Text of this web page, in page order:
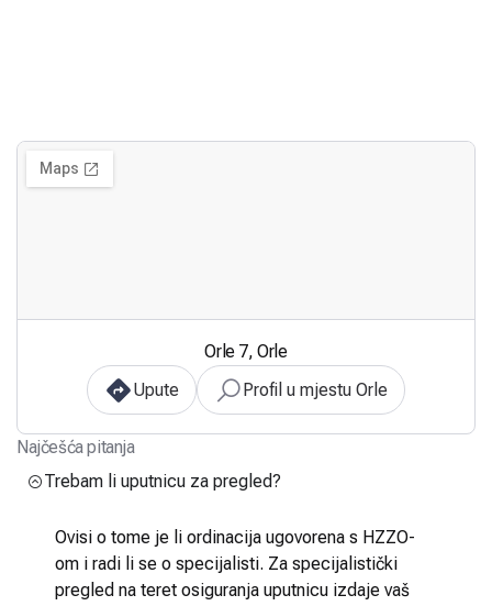
Orle 7, Orle
Upute
Profil u mjestu Orle
Najčešća pitanja
Trebam li uputnicu za pregled?
Ovisi o tome je li ordinacija ugovorena s HZZO-
om i radi li se o specijalisti. Za specijalistički
pregled na teret osiguranja uputnicu izdaje vaš